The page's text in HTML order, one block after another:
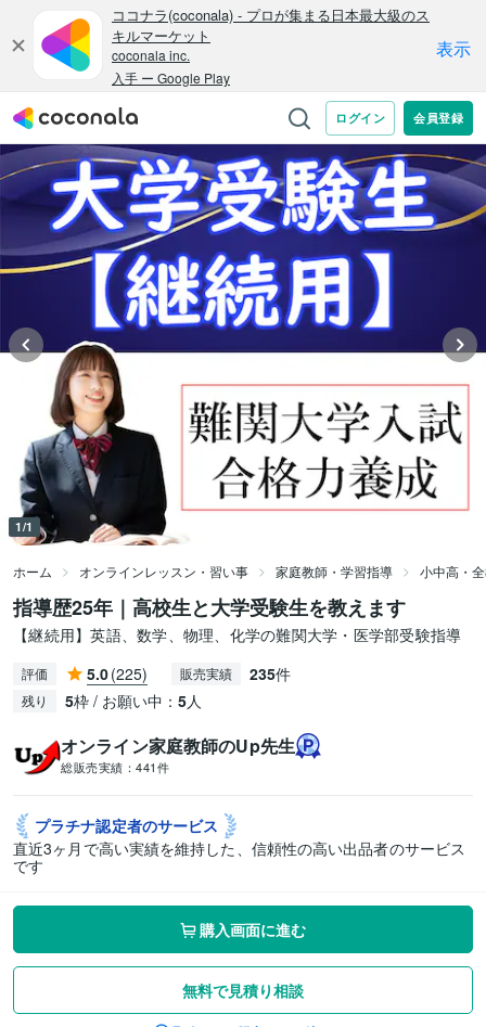
1/1
ホーム オンラインレッスン・習い事 家庭教師・学習指導 小中高・
指導歴25年｜高校生と大学受験生を教えます
【継続用】英語、数学、物理、化学の難関大学・医学部受験指導
評価 5.0(225) 販売実績 235件
残り 5枠 / お願い中： 5人
オンライン家庭教師のUp先生
総販売実績： 441件
プラチナ認定者のサービス
直近3ヶ月で高い実績を維持した、信頼性の高い出品者のサービス
です
購入画面に進む
無料で見積り相談